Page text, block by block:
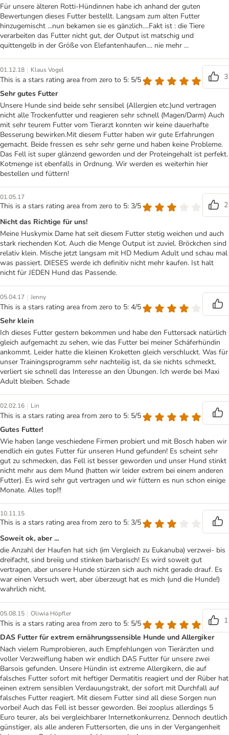
Für unsere älteren Rotti-Hündinnen habe ich anhand der guten
Bewertungen dieses Futter bestellt. Langsam zum alten Futter
hinzugemischt ...nun bekamen sie es gänzlich....Fakt ist : die Tiere
verarbeiten das Futter nicht gut, der Output ist matschig und
quittengelb in der Größe von Elefantenhaufen.... nie mehr ...
01.12.18 | Klaus Vogel
This is a stars rating area from zero to 5: 5/5
3
Sehr gutes Futter
Unsere Hunde sind beide sehr sensibel (Allergien etc.)und vertragen
nicht alle Trockenfutter und reagieren sehr schnell (Magen/Darm) Auch
mit sehr teurem Futter vom Tierarzt konnten wir keine dauerhafte
Besserung bewirken.Mit diesem Futter haben wir gute Erfahrungen
gemacht. Beide fressen es sehr sehr gerne und haben keine Probleme.
Das Fell ist super glänzend geworden und der Proteingehalt ist perfekt.
Kotmenge ist ebenfalls in Ordnung. Wir werden es weiterhin hier
bestellen und füttern!
01.05.17
This is a stars rating area from zero to 5: 3/5
2
Nicht das Richtige für uns!
Meine Huskymix Dame hat seit diesem Futter stetig weichen und auch
stark riechenden Kot. Auch die Menge Output ist zuviel. Bröckchen sind
relativ klein. Mische jetzt langsam mit HD Medium Adult und schau mal
was passiert. DIESES werde ich definitiv nicht mehr kaufen. Ist halt
nicht für JEDEN Hund das Passende.
05.04.17 | Jenny
This is a stars rating area from zero to 5: 4/5
Sehr klein
Ich dieses Futter gestern bekommen und habe den Futtersack natürlich
gleich aufgemacht zu sehen, wie das Futter bei meiner Schäferhündin
ankommt. Leider hatte die kleinen Kroketten gleich verschluckt. Was für
unser Trainingsprogramm sehr nachteilig ist, da sie nichts schmeckt,
verliert sie schnell das Interesse an den Übungen. Ich werde bei Maxi
Adult bleiben. Schade
02.02.16 | Lin
This is a stars rating area from zero to 5: 5/5
Gutes Futter!
Wie haben lange veschiedene Firmen probiert und mit Bosch haben wir
endlich ein gutes Futter für unseren Hund gefunden! Es scheint sehr
gut zu schmecken, das Fell ist besser geworden und unser Hund stinkt
nicht mehr aus dem Mund (hatten wir leider extrem bei einem anderen
Futter). Es wird sehr gut vertragen und wir füttern es nun schon einige
Monate. Alles top!!!
10.11.15
This is a stars rating area from zero to 5: 3/5
Soweit ok, aber ...
die Anzahl der Haufen hat sich (im Vergleich zu Eukanuba) verzwei- bis
dreifacht, sind breiig und stinken barbarisch! Es wird soweit gut
vertragen, aber unsere Hunde stürzen sich auch nicht gerade drauf. Es
war einen Versuch wert, aber überzeugt hat es mich (und die Hunde!)
wahrlich nicht.
05.08.15 | Oliwia Höpfler
This is a stars rating area from zero to 5: 5/5
1
DAS Futter für extrem ernährungssensible Hunde und Allergiker
Nach vielem Rumprobieren, auch Empfehlungen von Tierärzten und
voller Verzweiflung haben wir endlich DAS Futter für unsere zwei
Barsois gefunden. Unsere Hündin ist extreme Allergikern, die auf
falsches Futter sofort mit heftiger Dermatitis reagiert und der Rüber hat
einen extrem sensiblen Verdauungstrakt, der sofort mit Durchfall auf
falsches Futter reagiert. Mit diesem Futter sind all diese Sorgen nun
vorbei! Auch das Fell ist besser geworden. Bei zooplus allerdings 5
Euro teurer, als bei vergleichbarer Internetkonkurrenz. Dennoch deutlich
günstiger, als alle anderen Futtersorten, die uns in der Vergangenheit